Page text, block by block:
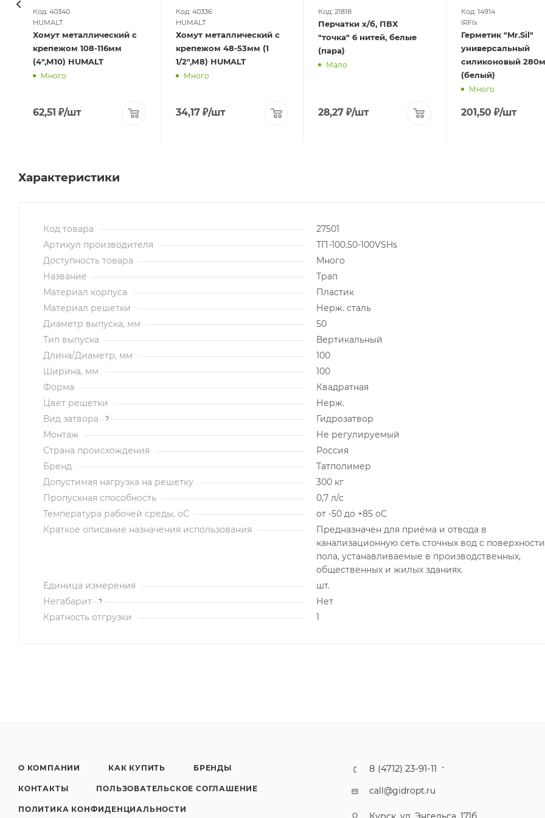
Код: 40340
HUMALT
Хомут металлический с
крепежом 108-116мм
(4",М10) HUMALT
Много
62,51 ₽/шт
Код: 40336
HUMALT
Хомут металлический с
крепежом 48-53мм (1
1/2",М8) HUMALT
Много
34,17₽/шт
Код: 21818
Перчатки х/б, ПВХ
"точка" 6 нитей, белые
(пара)
Мало
28,27 ₽/шт
Код: 14914
IRFIx
Герметик "Mr.Sil"
универсальный
силиконовый
(белый)
Много
201,50 ₽/шт
Характеристики
Код товара
27501
Артикул производителя
ТП-100.50-100VSHs
Доступность товара
Много
Название
Трап
Материал корпуса
Пластик
Материал решетки
Нерж. сталь
Диаметр выпуска, мм
50
Тип выпуска
Вертикальный
Длина/Диаметр, мм
100
Ширина, мм
100
Форма
Квадратная
Цвет решетки
Нерж.
Вид затвора
?
Гидрозатвор
Монтаж
Не регулируемый
Страна происхождения
Россия
Бренд
Татполимер
Допустимая нагрузка на решетку
300 кг
Пропускная способность
0,7 л/с
Температура рабочей среды, оС
от -50 до +85 oC
Краткое описание назначения использования
Предназначен для приёма и отвода в
канализационную сеть сточных вод с поверхности
пола, устанавливаемые в производственных,
общественных и жилых зданиях.
Единица измерения
шт.
Негабарит
?
Нет
Кратность отгрузки
1
О КОМПАНИИ КАК КУПИТЬ БРЕНДЫ
КОНТАКТЫ ПОЛЬЗОВАТЕЛЬСКОЕ СОГЛАШЕНИЕ
ПОЛИТИКА КОНФИДЕНЦИАЛЬНОСТИ
8 (4712) 23-91-11
call@gidropt.ru